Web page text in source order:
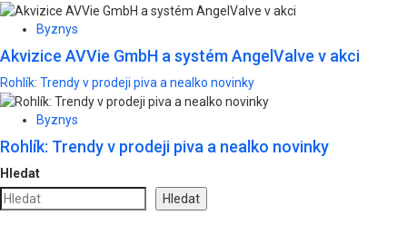
Byznys
Akvizice AVVie GmbH a systém AngelValve v akci
Rohlík: Trendy v prodeji piva a nealko novinky
Byznys
Rohlík: Trendy v prodeji piva a nealko novinky
Hledat
Hledat